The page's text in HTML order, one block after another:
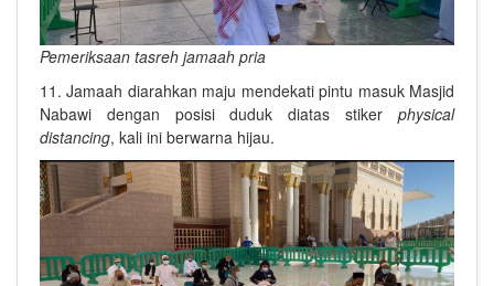
Pemeriksaan tasreh jamaah pria
11. Jamaah diarahkan maju mendekati pintu masuk Masjid
Nabawi dengan posisi duduk diatas stiker physical
distancing, kali ini berwarna hijau.